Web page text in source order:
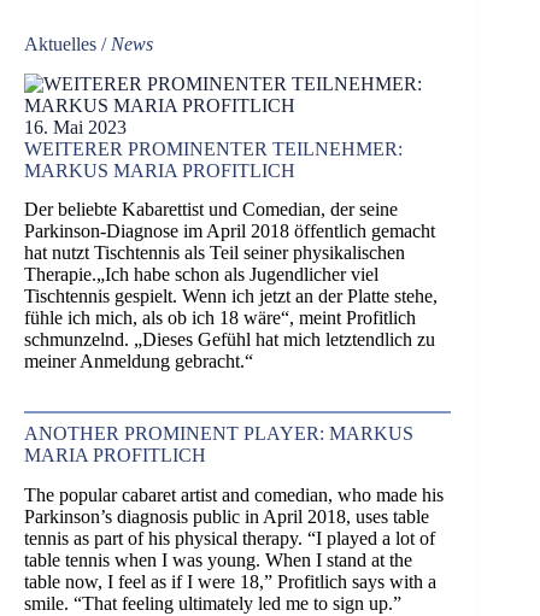
Aktuelles / News
16. Mai 2023
WEITERER PROMINENTER TEILNEHMER:
MARKUS MARIA PROFITLICH
Der beliebte Kabarettist und Comedian, der seine
Parkinson-Diagnose im April 2018 öffentlich gemacht
hat nutzt Tischtennis als Teil seiner physikalischen
Therapie.„Ich habe schon als Jugendlicher viel
Tischtennis gespielt. Wenn ich jetzt an der Platte stehe,
fühle ich mich, als ob ich 18 wäre“, meint Profitlich
schmunzelnd. „Dieses Gefühl hat mich letztendlich zu
meiner Anmeldung gebracht.“
ANOTHER PROMINENT PLAYER: MARKUS
MARIA PROFITLICH
The popular cabaret artist and comedian, who made his
Parkinson’s diagnosis public in April 2018, uses table
tennis as part of his physical therapy. “I played a lot of
table tennis when I was young. When I stand at the
table now, I feel as if I were 18,” Profitlich says with a
smile. “That feeling ultimately led me to sign up.”